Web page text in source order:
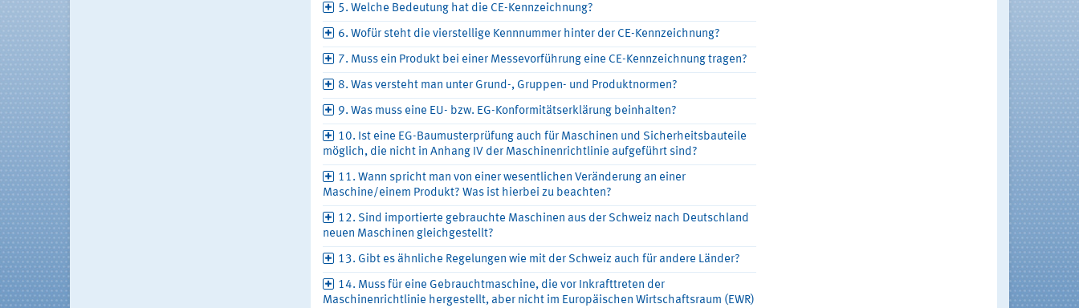
5. Welche Bedeutung hat die CE-Kennzeichnung?
6. Wofür steht die vierstellige Kennnummer hinter der CE-Kennzeichnung?
7. Muss ein Produkt bei einer Messevorführung eine CE-Kennzeichnung tragen?
8. Was versteht man unter Grund-, Gruppen- und Produktnormen?
9. Was muss eine EU- bzw. EG-Konformitätserklärung beinhalten?
10. Ist eine EG-Baumusterprüfung auch für Maschinen und Sicherheitsbauteile
möglich, die nicht in Anhang IV der Maschinenrichtlinie aufgeführt sind?
11. Wann spricht man von einer wesentlichen Veränderung an einer
Maschine/einem Produkt? Was ist hierbei zu beachten?
12. Sind importierte gebrauchte Maschinen aus der Schweiz nach Deutschland
neuen Maschinen gleichgestellt?
13. Gibt es ähnliche Regelungen wie mit der Schweiz auch für andere Länder?
14. Muss für eine Gebrauchtmaschine, die vor Inkrafttreten der
Maschinenrichtlinie hergestellt, aber nicht im Europäischen Wirtschaftsraum (EWR)